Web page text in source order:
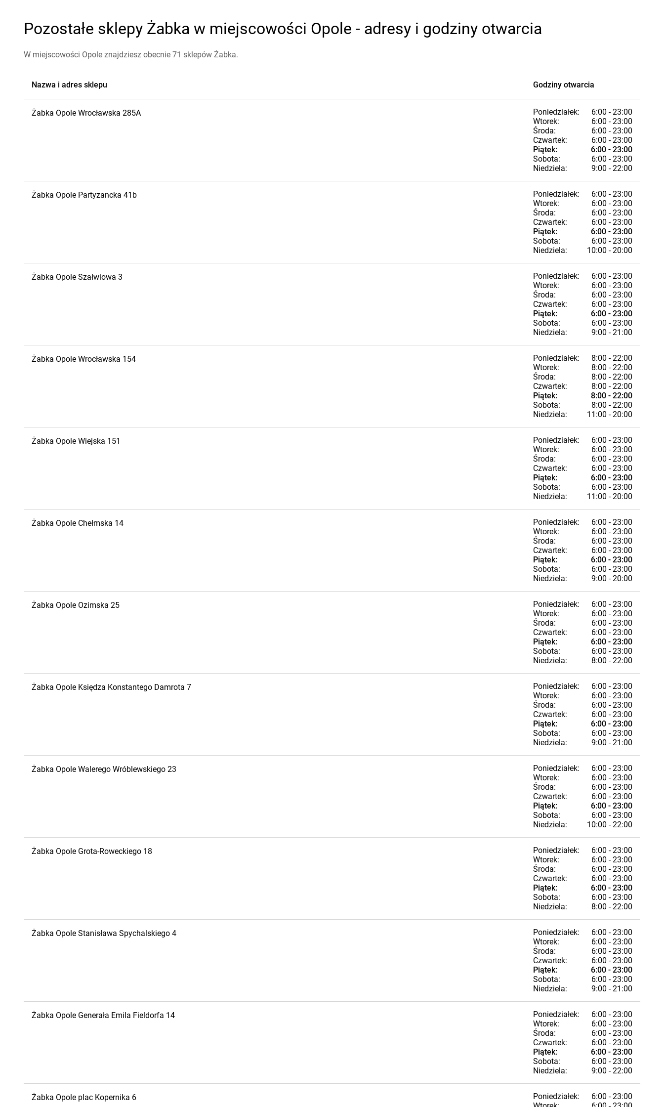
Pozostałe sklepy Żabka w miejscowości Opole - adresy i godziny otwarcia
W miejscowości Opole znajdziesz obecnie 71 sklepów Żabka.
Nazwa i adres sklepu Godziny otwarcia
Żabka Opole Wrocławska 285A Poniedziałek:
6:00 - 23:00
Wtorek:
6:00 - 23:00
Środa:
6:00 - 23:00
Czwartek:
6:00 - 23:00
Piątek:
6:00 - 23:00
Sobota:
6:00 - 23:00
Niedziela:
9:00 - 22:00
Żabka Opole Partyzancka 41b Poniedziałek:
6:00 - 23:00
Wtorek:
6:00 - 23:00
Środa:
6:00 - 23:00
Czwartek:
6:00 - 23:00
Piątek:
6:00 - 23:00
Sobota:
6:00 - 23:00
Niedziela:
10:00 - 20:00
Żabka Opole Szałwiowa 3 Poniedziałek:
6:00 - 23:00
Wtorek:
6:00 - 23:00
Środa:
6:00 - 23:00
Czwartek:
6:00 - 23:00
Piątek:
6:00 - 23:00
Sobota:
6:00 - 23:00
Niedziela:
9:00 - 21:00
Żabka Opole Wrocławska 154 Poniedziałek:
8:00 - 22:00
Wtorek:
8:00 - 22:00
Środa:
8:00 - 22:00
Czwartek:
8:00 - 22:00
Piątek:
8:00 - 22:00
Sobota:
8:00 - 22:00
Niedziela:
11:00 - 20:00
Żabka Opole Wiejska 151 Poniedziałek:
6:00 - 23:00
Wtorek:
6:00 - 23:00
Środa:
6:00 - 23:00
Czwartek:
6:00 - 23:00
Piątek:
6:00 - 23:00
Sobota:
6:00 - 23:00
Niedziela:
11:00 - 20:00
Żabka Opole Chełmska 14 Poniedziałek:
6:00 - 23:00
Wtorek:
6:00 - 23:00
Środa:
6:00 - 23:00
Czwartek:
6:00 - 23:00
Piątek:
6:00 - 23:00
Sobota:
6:00 - 23:00
Niedziela:
9:00 - 20:00
Żabka Opole Ozimska 25 Poniedziałek:
6:00 - 23:00
Wtorek:
6:00 - 23:00
Środa:
6:00 - 23:00
Czwartek:
6:00 - 23:00
Piątek:
6:00 - 23:00
Sobota:
6:00 - 23:00
Niedziela:
8:00 - 22:00
Żabka Opole Księdza Konstantego Damrota 7 Poniedziałek:
6:00 - 23:00
Wtorek:
6:00 - 23:00
Środa:
6:00 - 23:00
Czwartek:
6:00 - 23:00
Piątek:
6:00 - 23:00
Sobota:
6:00 - 23:00
Niedziela:
9:00 - 21:00
Żabka Opole Walerego Wróblewskiego 23 Poniedziałek:
6:00 - 23:00
Wtorek:
6:00 - 23:00
Środa:
6:00 - 23:00
Czwartek:
6:00 - 23:00
Piątek:
6:00 - 23:00
Sobota:
6:00 - 23:00
Niedziela:
10:00 - 22:00
Żabka Opole Grota-Roweckiego 18 Poniedziałek:
6:00 - 23:00
Wtorek:
6:00 - 23:00
Środa:
6:00 - 23:00
Czwartek:
6:00 - 23:00
Piątek:
6:00 - 23:00
Sobota:
6:00 - 23:00
Niedziela:
8:00 - 22:00
Żabka Opole Stanisława Spychalskiego 4 Poniedziałek:
6:00 - 23:00
Wtorek:
6:00 - 23:00
Środa:
6:00 - 23:00
Czwartek:
6:00 - 23:00
Piątek:
6:00 - 23:00
Sobota:
6:00 - 23:00
Niedziela:
9:00 - 21:00
Żabka Opole Generała Emila Fieldorfa 14 Poniedziałek:
6:00 - 23:00
Wtorek:
6:00 - 23:00
Środa:
6:00 - 23:00
Czwartek:
6:00 - 23:00
Piątek:
6:00 - 23:00
Sobota:
6:00 - 23:00
Niedziela:
9:00 - 22:00
Żabka Opole plac Kopernika 6 Poniedziałek:
6:00 - 23:00